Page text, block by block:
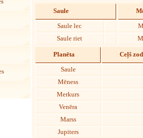
Saule
Saule lec
Saule riet
Planēta Ceļš
Saule
Mēness
Merkurs
Venēra
Marss
Jupiters